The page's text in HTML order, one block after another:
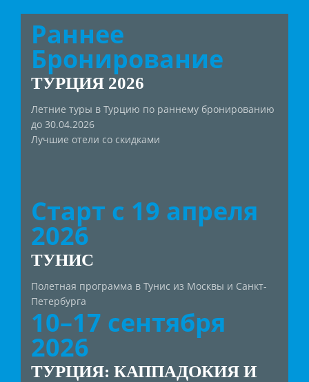
Раннее
Бронирование
ТУРЦИЯ 2026
Летние туры в Турцию по раннему бронированию
до 30.04.2026
Лучшие отели со скидками
Старт с 19 апреля
2026
ТУНИС
Полетная программа в Тунис из Москвы и Санкт-
Петербурга
10–17 сентября
2026
ТУРЦИЯ: КАППАДОКИЯ И